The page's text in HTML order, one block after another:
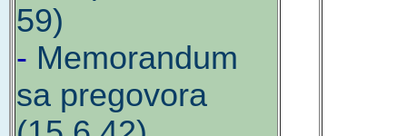
59)
- Memorandum
sa pregovora